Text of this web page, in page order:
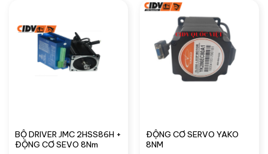
BỘ DRIVER JMC 2HSS86H +
ĐỘNG CƠ SEVO 8Nm
ĐỘNG CƠ SERVO YAKO
8NM